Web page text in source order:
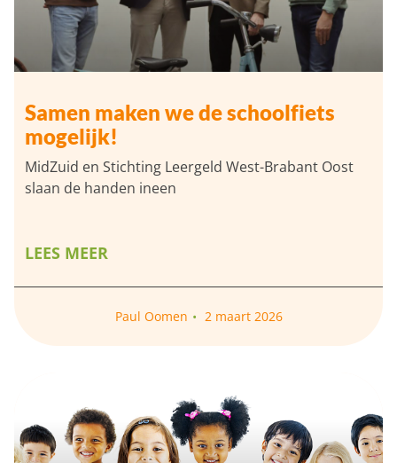
Samen maken we de schoolfiets
mogelijk!
MidZuid en Stichting Leergeld West-Brabant Oost
slaan de handen ineen
LEES MEER
Paul Oomen 2 maart 2026